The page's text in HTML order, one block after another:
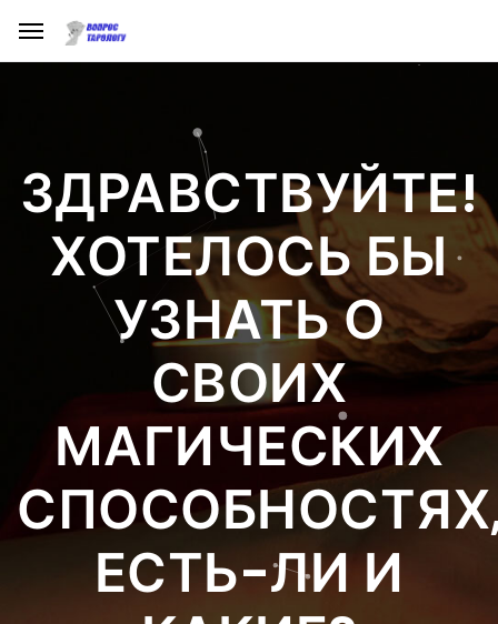
ЗДРАВСТВУЙТЕ!
ХОТЕЛОСЬ БЫ
УЗНАТЬ О
СВОИХ
МАГИЧЕСКИХ
ЕСТЬ-ЛИ И